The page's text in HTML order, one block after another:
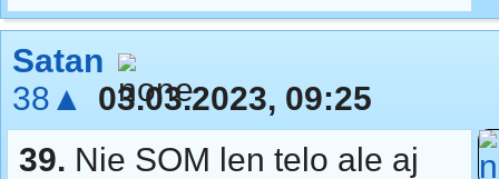
Satan
38▲
03.03.2023, 09:25
39. Nie SOM len telo ale aj